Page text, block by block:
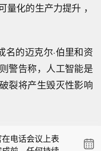
化的生产力提升 ，
的迈克尔·伯里和资
警告称，人工智能是
裂将产生毁灭性影响
6日接受了提交至
电话会议上表